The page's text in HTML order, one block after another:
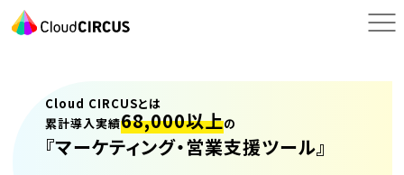
Cloud CIRCUSとは
累計導入実績68,000以上の
『マーケティング・営業支援ツール』